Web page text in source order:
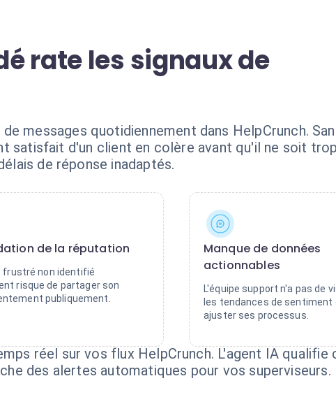
rate les signaux de
messages quotidiennement dans HelpCrunch.
satisfait d'un client en colère avant qu'il ne soit
de réponse inadaptés.
de la réputation
frustré non identifié
risque de partager son
publiquement.
Manque de données
actionnables
L'équipe support n'a pas de
les tendances de sentiment
ajuster ses processus.
réel sur vos flux HelpCrunch. L'agent IA qualifie
des alertes automatiques pour vos superviseurs.